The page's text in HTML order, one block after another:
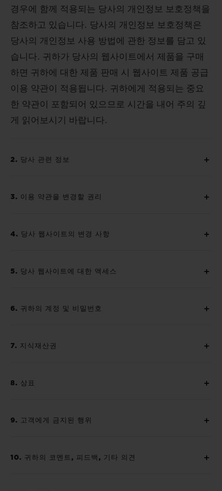
경우에 함께 적용되는 당사의 개인정보 보호정책을
참조하고 있습니다. 당사의 개인정보 보호정책은
당사의 개인정보 사용 방법에 관한 정보를 담고 있
습니다. 귀하가 당사의 웹사이트에서 제품을 구매
하면 귀하에 대한 제품 판매 시 웹사이트 제품 공급
이용 약관이 적용됩니다. 귀하에게 적용되는 중요
한 약관이 포함되어 있으므로 시간을 내어 주의 깊
게 읽어보시기 바랍니다.
2. 당사 관련 정보
3. 이용 약관을 변경할 권리
4. 당사 웹사이트의 변경 사항
5. 당사 웹사이트에 대한 액세스
6. 귀하의 계정 및 비밀번호
7. 지식재산권
8. 상표
9. 고객에게 금지된 행위
10. 귀하의 코멘트, 피드백, 기타 의견